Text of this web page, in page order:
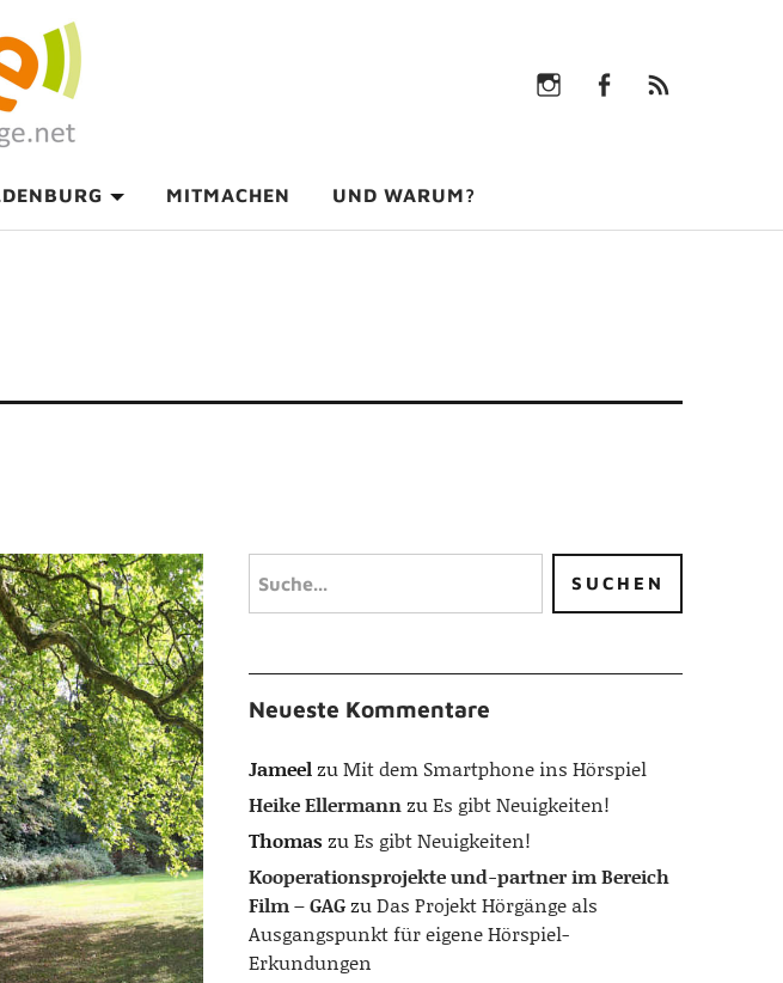
MITMACHEN UND WARUM?
Neueste Kommentare
JameelzuMit dem Smartphone ins Hörspiel
Heike EllermannzuEs gibt Neuigkeiten!
ThomaszuEs gibt Neuigkeiten!
Kooperationsprojekte und-partner im Bereich
Film – GAGzuDas Projekt Hörgänge als
Ausgangspunkt für eigene Hörspiel-
Erkundungen